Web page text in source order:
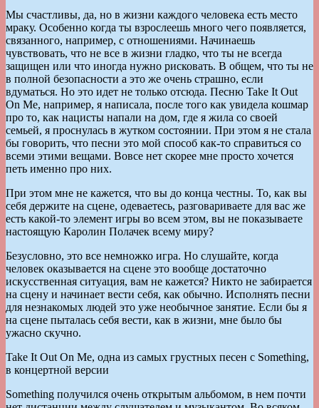
Мы счастливы, да, но в жизни каждого человека есть место
мраку. Особенно когда ты взрослеешь много чего появляется,
связанного, например, с отношениями. Начинаешь
чувствовать, что не все в жизни гладко, что ты не всегда
защищен или что иногда нужно рисковать. В общем, что ты не
в полной безопасности а это же очень страшно, если
вдуматься. Но это идет не только отсюда. Песню Take It Out
On Me, например, я написала, после того как увидела кошмар
про то, как нацисты напали на дом, где я жила со своей
семьей, я проснулась в жутком состоянии. При этом я не стала
бы говорить, что песни это мой способ как-то справиться со
всеми этими вещами. Вовсе нет скорее мне просто хочется
петь именно про них.
При этом мне не кажется, что вы до конца честны. То, как вы
себя держите на сцене, одеваетесь, разговариваете для вас же
есть какой-то элемент игры во всем этом, вы не показываете
настоящую Каролин Полачек всему миру?
Безусловно, это все немножко игра. Но слушайте, когда
человек оказывается на сцене это вообще достаточно
искусственная ситуация, вам не кажется? Никто не забирается
на сцену и начинает вести себя, как обычно. Исполнять песни
для незнакомых людей это уже необычное занятие. Если бы я
на сцене пыталась себя вести, как в жизни, мне было бы
ужасно скучно.
Take It Out On Me, одна из самых грустных песен с Something,
в концертной версии
Something получился очень открытым альбомом, в нем почти